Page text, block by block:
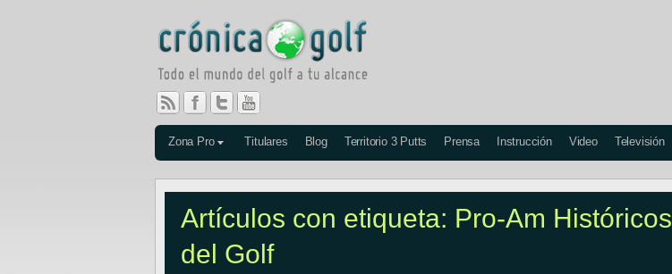
Zona Pro Titulares Blog Territorio 3 Putts Prensa Instrucción Video Televisión
Artículos con etiqueta: Pro-Am Históricos
del Golf